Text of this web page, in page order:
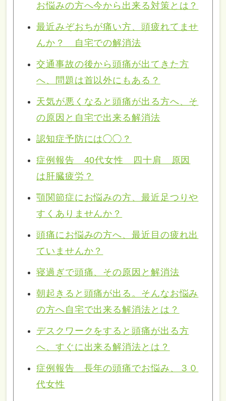
お悩みの方へ今から出来る対策とは？
最近みぞおちが痛い方、頭疲れてませ
んか？ 自宅での解消法
交通事故の後から頭痛が出てきた方
へ、問題は首以外にもある？
天気が悪くなると頭痛が出る方へ、そ
の原因と自宅で出来る解消法
認知症予防には◯◯？
症例報告 40代女性 四十肩 原因
は肝臓疲労？
顎関節症にお悩みの方、最近足つりや
すくありませんか？
頭痛にお悩みの方へ、最近目の疲れ出
ていませんか？
寝過ぎで頭痛、その原因と解消法
朝起きると頭痛が出る。そんなお悩み
の方へ自宅で出来る解消法とは？
デスクワークをすると頭痛が出る方
へ、すぐに出来る解消法とは？
症例報告 長年の頭痛でお悩み、３０
代女性